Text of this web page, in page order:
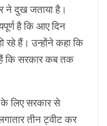
ने दुख जताया है।
है कि आए दिन
रहे हैं। उन्होंने कहा कि
कि सरकार कब तक
लिए सरकार से
तीन ट्वीट कर